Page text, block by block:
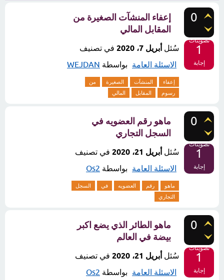
0
تصويتات
1
إجابة
إعفاء المنشآت الصغيرة من
المقابل المالي
سُئل أبريل 7، 2020
في تصنيف
الاسئلة العامة
بواسطة WEJDAN
إعفاء المنشآت الصغيرة
من
رسوم
المقابل المالي
0
تصويتات
1
إجابة
ماهو رقم العضويه في
السجل التجاري
سُئل أبريل 21، 2020
في تصنيف
الاسئلة العامة
بواسطة Os2
ماهو رقم العضويه في
السجل
التجاري
0
تصويتات
1
إجابة
ماهو الطائر الذي يضع اكبر
بيضة في العالم
سُئل أبريل 21، 2020
في تصنيف
الاسئلة العامة
بواسطة Os2